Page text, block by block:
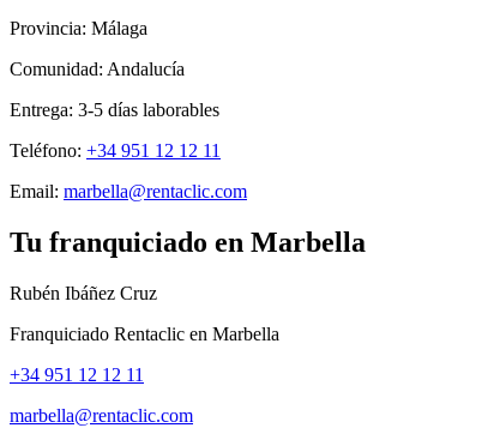
Provincia: Málaga
Comunidad: Andalucía
Entrega: 3-5 días laborables
Teléfono: +34 951 12 12 11
Email: marbella@rentaclic.com
Tu franquiciado en Marbella
Rubén Ibáñez Cruz
Franquiciado Rentaclic en Marbella
+34 951 12 12 11
marbella@rentaclic.com